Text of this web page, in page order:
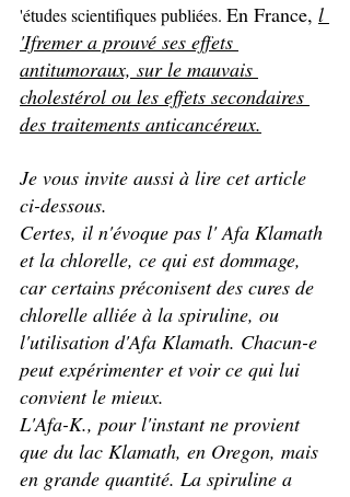
'études scientifiques publiées. En France, l
'Ifremer a prouvé ses effets
antitumoraux, sur le mauvais
cholestérol ou les effets secondaires
des traitements anticancéreux.
Je vous invite aussi à lire cet article
ci-dessous.
Certes, il n'évoque pas l' Afa Klamath
et la chlorelle, ce qui est dommage,
car certains préconisent des cures de
chlorelle alliée à la spiruline, ou
l'utilisation d'Afa Klamath. Chacun-e
peut expérimenter et voir ce qui lui
convient le mieux.
L'Afa-K., pour l'instant ne provient
que du lac Klamath, en Oregon, mais
en grande quantité. La spiruline a